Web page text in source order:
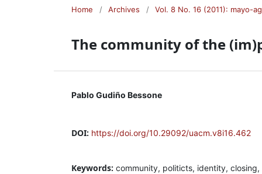
Home / Archives / Vol. 8 No. 16 (2011): mayo-
The community of the
Pablo Gudiño Bessone
DOI: https://doi.org/10.29092/uacm.v8i16.462
Keywords: community, politicts, identity, closing,